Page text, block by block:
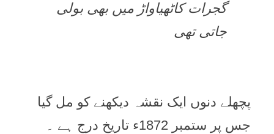
گجرات کاٹھیاواڑ میں بھی بولی
جاتی تھی
پچھلے دنوں ایک نقشہ دیکھنے کو مل گیا
جس پر ستمبر 1872ء تاریخ درج ہے ۔